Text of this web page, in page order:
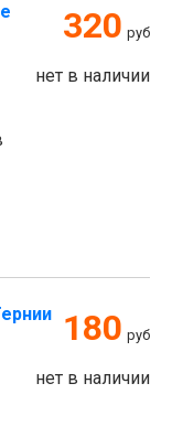
320 руб
нет в наличии
180 руб
нет в наличии